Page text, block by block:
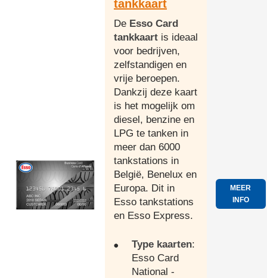
tankkaart
De Esso Card
tankkaart is ideaal
voor bedrijven,
zelfstandigen en
vrije beroepen.
Dankzij deze kaart
is het mogelijk om
diesel, benzine en
LPG te tanken in
meer dan 6000
tankstations in
België, Benelux en
Europa. Dit in
Esso tankstations
en Esso Express.
Type kaarten:
Esso Card
National -
MEER
INFO